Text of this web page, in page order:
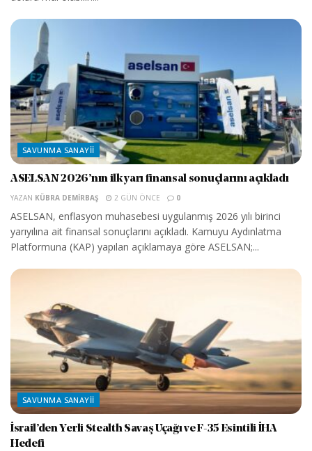
SAVUNMA SANAYII
ASELSAN 2026’nın ilk yarı finansal sonuçlarını açıkladı
YAZAN KÜBRA DEMIRBAŞ 2 GÜN ÖNCE 0
ASELSAN, enflasyon muhasebesi uygulanmış 2026 yılı birinci
yarıyılına ait finansal sonuçlarını açıkladı. Kamuyu Aydınlatma
Platformuna (KAP) yapılan açıklamaya göre ASELSAN;...
SAVUNMA SANAYII
İsrail’den Yerli Stealth Savaş Uçağı ve F-35 Esintili İHA
Hedefi